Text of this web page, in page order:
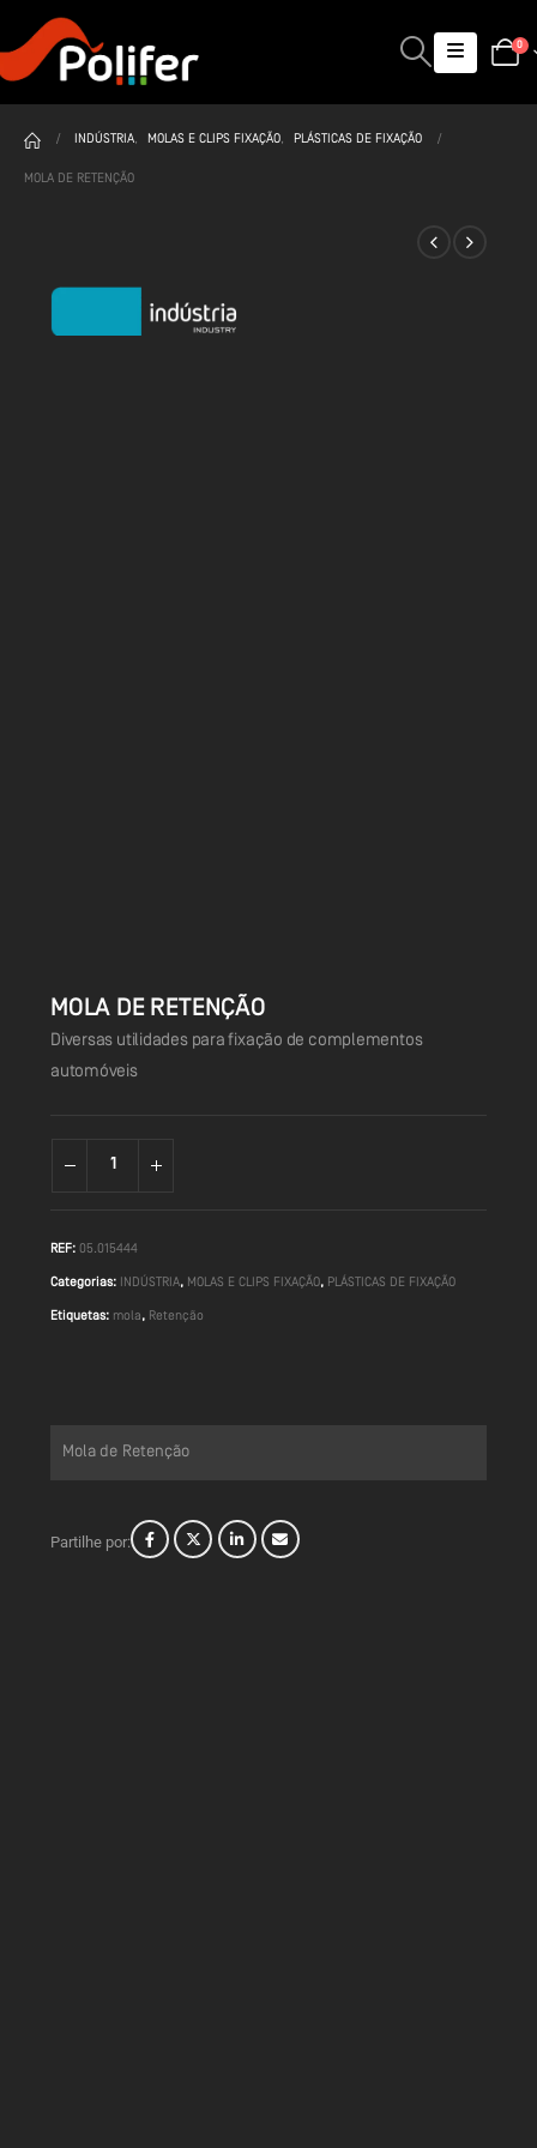
0
INDÚSTRIA, MOLAS E CLIPS FIXAÇÃO, PLÁSTICAS DE FIXAÇÃO
MOLA DE RETENÇÃO
MOLA DE RETENÇÃO
Diversas utilidades para fixação de complementos
automóveis
REF: 05.015444
Categorias: INDÚSTRIA, MOLAS E CLIPS FIXAÇÃO, PLÁSTICAS DE FIXAÇÃO
Etiquetas: mola , Retenção
Mola de Retenção
Partilhe por: